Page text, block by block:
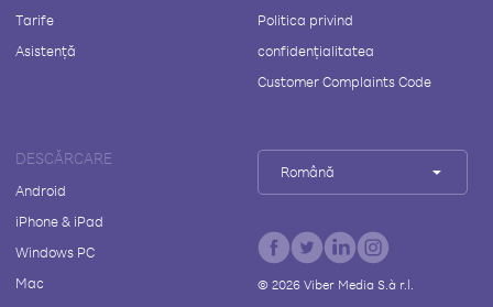
Tarife
Asistență
Politica privind
confidențialitatea
Customer Complaints Code
DESCĂRCARE
Android
iPhone & iPad
Windows PC
Mac
Română
© 2026Viber Media S.à r.l.